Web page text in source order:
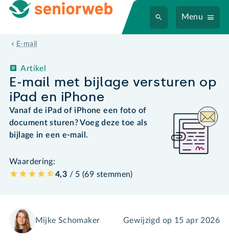
Menu
E-mail
E-mail met bijlage versturen op
iPad en iPhone
Artikel
Vanaf de iPad of iPhone een foto of
document sturen? Voeg deze toe als
bijlage in een e-mail.
Waardering:
4,3 / 5 (69 stemmen)
Mijke Schomaker Gewijzigd op 15 apr 2026